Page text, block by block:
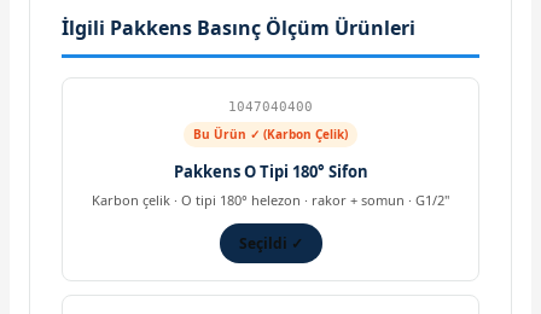
İlgili Pakkens Basınç Ölçüm Ürünleri
1047040400
Bu Ürün ✓ (Karbon Çelik)
Pakkens O Tipi 180° Sifon
Karbon çelik · O tipi 180° helezon · rakor + somun · G1/2''
Seçildi ✓